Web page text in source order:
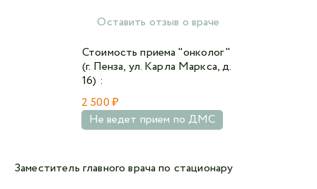
Оставить отзыв о враче
Стоимость приема "онколог"
(г. Пенза, ул. Карла Маркса, д.
16) :
2 500 ₽
Не ведет прием по ДМС
Заместитель главного врача по стационару
или войти через VK ID с использованием данных
из сервиса